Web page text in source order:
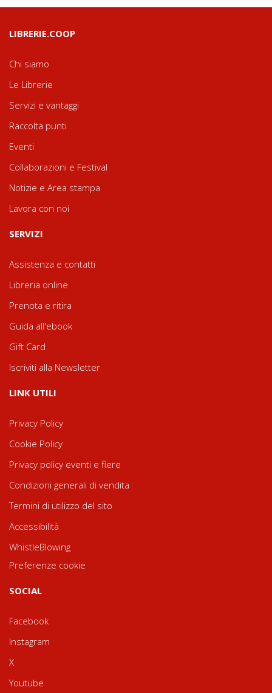
LIBRERIE.COOP
Chi siamo
Le Librerie
Servizi e vantaggi
Raccolta punti
Eventi
Collaborazioni e Festival
Notizie e Area stampa
Lavora con noi
SERVIZI
Assistenza e contatti
Libreria online
Prenota e ritira
Guida all'ebook
Gift Card
Iscriviti alla Newsletter
LINK UTILI
Privacy Policy
Cookie Policy
Privacy policy eventi e fiere
Condizioni generali di vendita
Termini di utilizzo del sito
Accessibilità
WhistleBlowing
Preferenze cookie
SOCIAL
Facebook
Instagram
X
Youtube